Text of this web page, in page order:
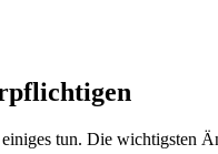
tun. Die wichtigsten